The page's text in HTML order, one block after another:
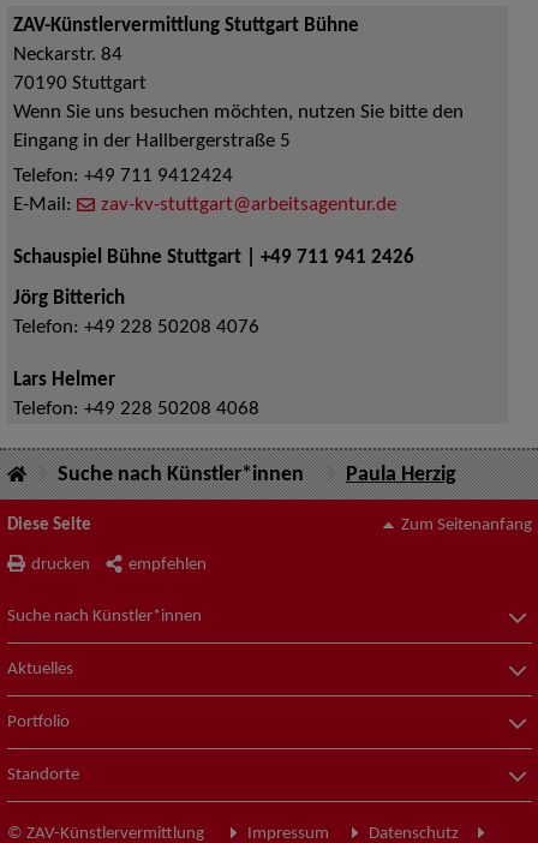
ZAV-Künstlervermittlung Stuttgart Bühne
Neckarstr. 84
70190 Stuttgart
Wenn Sie uns besuchen möchten, nutzen Sie bitte den
Eingang in der Hallbergerstraße 5
Telefon: +49 711 9412424
E-Mail:
zav-kv-stuttgart@arbeitsagentur.de
Schauspiel Bühne Stuttgart | +49 711 941 2426
Jörg Bitterich
Telefon: +49 228 50208 4076
Lars Helmer
Telefon: +49 228 50208 4068
Suche nach Künstler*innen Paula Herzig
Diese Seite
drucken empfehlen
Zum Seitenanfang
Suche nach Künstler*innen
Aktuelles
Portfolio
Standorte
© ZAV-Künstlervermittlung Impressum Datenschutz